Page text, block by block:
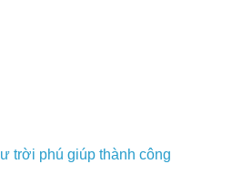
trời phú giúp thành công